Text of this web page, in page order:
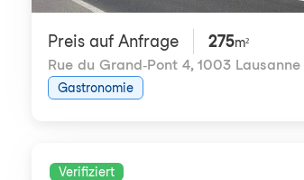
Preis auf Anfrage 275m²
Rue du Grand-Pont 4, 1003 Lausanne
Gastronomie
Verifiziert